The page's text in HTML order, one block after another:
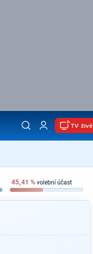
TV živě
45,41 % volební účast